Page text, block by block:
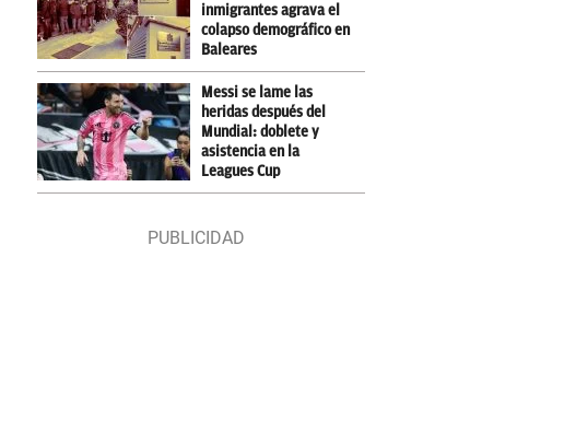
inmigrantes agrava el
colapso demográfico en
Baleares
Messi se lame las
heridas después del
Mundial: doblete y
asistencia en la
Leagues Cup